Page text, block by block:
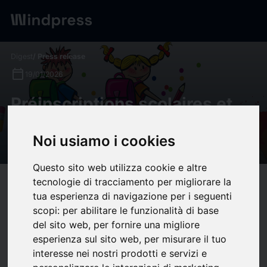
Noi usiamo i cookies
Questo sito web utilizza cookie e altre
tecnologie di tracciamento per migliorare la
tua esperienza di navigazione per i seguenti
scopi: per abilitare le funzionalità di base
del sito web, per fornire una migliore
esperienza sul sito web, per misurare il tuo
interesse nei nostri prodotti e servizi e
/ Press release
19/01/2026
Préinscriptions scolaires et
Vandœuvre.fr
Compatibility help
(0)bookmark_borderupload Share
Les préinscriptions scolaires dans les écoles de Vandœuvre
pour la rentrée de septembre 2026 concernent les enfants
entrant en maternelle, passant de la maternelle au CP ou si